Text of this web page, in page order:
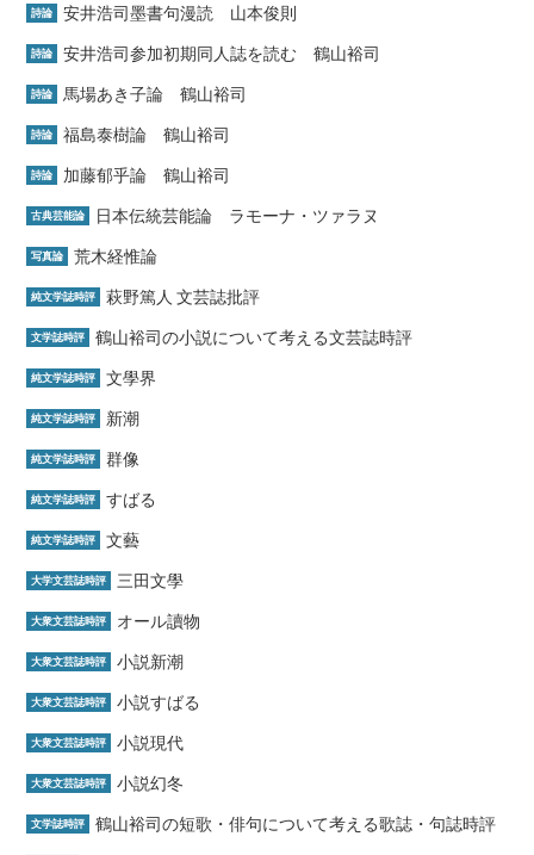
詩論 安井浩司墨書句漫読 山本俊則
詩論 安井浩司参加初期同人誌を読む 鶴山裕司
詩論 馬場あき子論 鶴山裕司
詩論 福島泰樹論 鶴山裕司
詩論 加藤郁乎論 鶴山裕司
古典芸能論 日本伝統芸能論 ラモーナ・ツァラヌ
写真論 荒木経惟論
純文学誌時評 萩野篤人 文芸誌批評
文学誌時評 鶴山裕司の小説について考える文芸誌時評
純文学誌時評 文學界
純文学誌時評 新潮
純文学誌時評 群像
純文学誌時評 すばる
純文学誌時評 文藝
大学文芸誌時評 三田文學
大衆文芸誌時評 オール讀物
大衆文芸誌時評 小説新潮
大衆文芸誌時評 小説すばる
大衆文芸誌時評 小説現代
大衆文芸誌時評 小説幻冬
文学誌時評 鶴山裕司の短歌・俳句について考える歌誌・句誌時評